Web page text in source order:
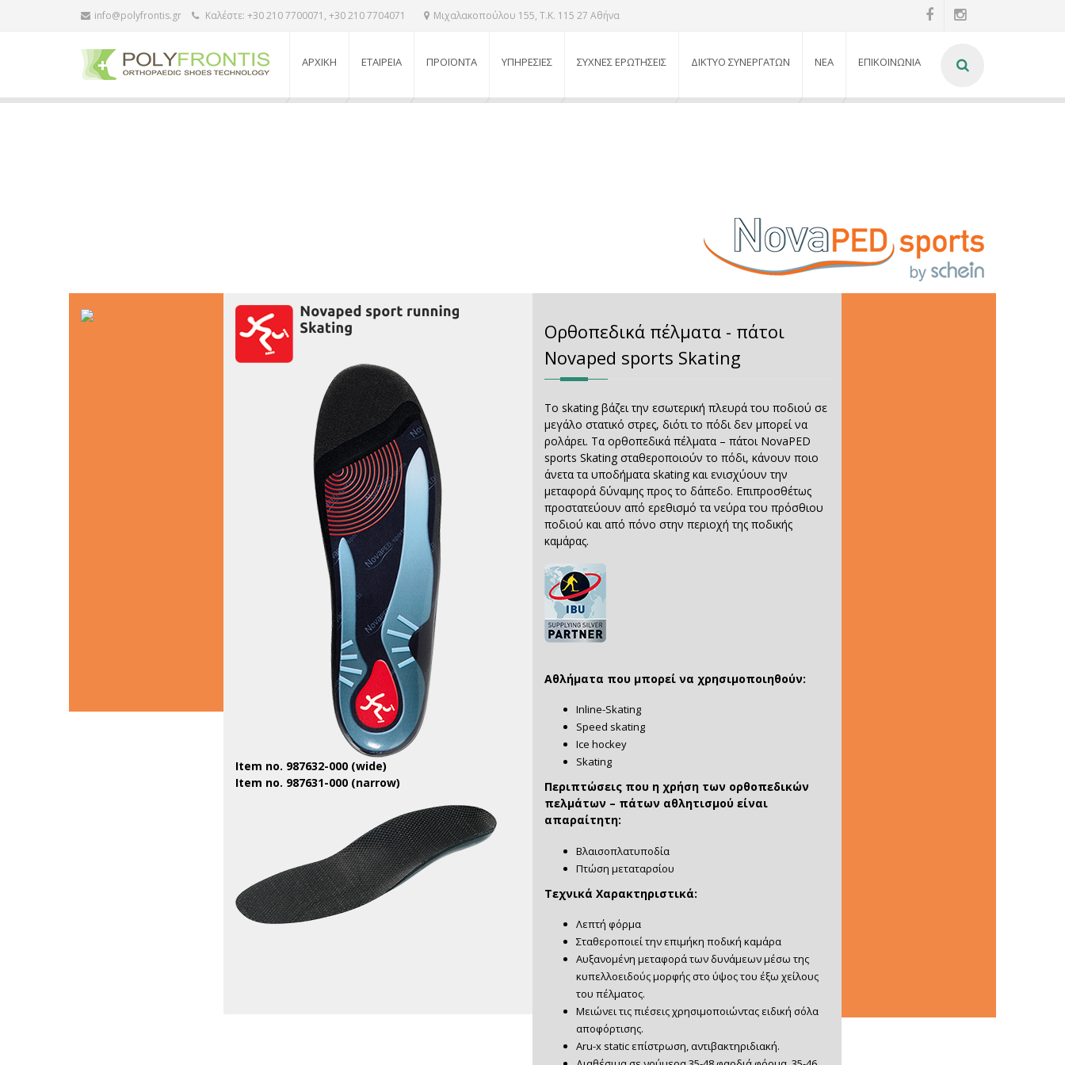
info@polyfrontis.gr Καλέστε: +30 210 7700071, +30 210 7704071 Μιχαλακοπούλου 155, Τ.Κ. 115 27 Αθήνα
ΑΡΧΙΚΗ ΕΤΑΙΡΕΙΑ ΠΡΟΪΟΝΤΑ ΥΠΗΡΕΣΙΕΣ ΣΥΧΝΕΣ ΕΡΩΤΗΣΕΙΣ ΔΙΚΤΥΟ ΣΥΝΕΡΓΑΤΩΝ ΝΕΑ ΕΠΙΚΟΙΝΩΝΙΑ
Item no. 987632-000 (wide)
Item no. 987631-000 (narrow)
Ορθοπεδικά πέλματα - πάτοι
Novaped sports Skating
Τo skating βάζει την εσωτερική πλευρά του ποδιού σε
μεγάλο στατικό στρες, διότι το πόδι δεν μπορεί να
ρολάρει. Tα ορθοπεδικά πέλματα – πάτοι NovaPED
sports Skating σταθεροποιούν το πόδι, κάνουν ποιο
άνετα τα υποδήματα skating και ενισχύουν την
μεταφορά δύναμης προς το δάπεδο. Επιπροσθέτως
προστατεύουν από ερεθισμό τα νεύρα του πρόσθιου
ποδιού και από πόνο στην περιοχή της ποδικής
καμάρας.
Αθλήματα που μπορεί να χρησιμοποιηθούν:
Inline-Skating
Speed skating
Ice hockey
Skating
Περιπτώσεις που η χρήση των ορθοπεδικών
πελμάτων – πάτων αθλητισμού είναι
απαραίτητη:
Βλαισοπλατυποδία
Πτώση μεταταρσίου
Τεχνικά Χαρακτηριστικά:
Λεπτή φόρμα
Σταθεροποιεί την επιμήκη ποδική καμάρα
Αυξανομένη μεταφορά των δυνάμεων μέσω της
κυπελλοειδούς μορφής στο ύψος του έξω χείλους
του πέλματος.
Μειώνει τις πιέσεις χρησιμοποιώντας ειδική σόλα
αποφόρτισης.
Aru-x static επίστρωση, αντιβακτηριδιακή.